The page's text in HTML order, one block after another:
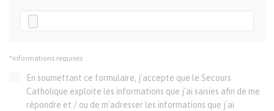
*informations requises
En soumettant ce formulaire, j'accepte que le Secours
Catholique exploite les informations que j'ai saisies afin de me
répondre et / ou de m'adresser les informations que j'ai